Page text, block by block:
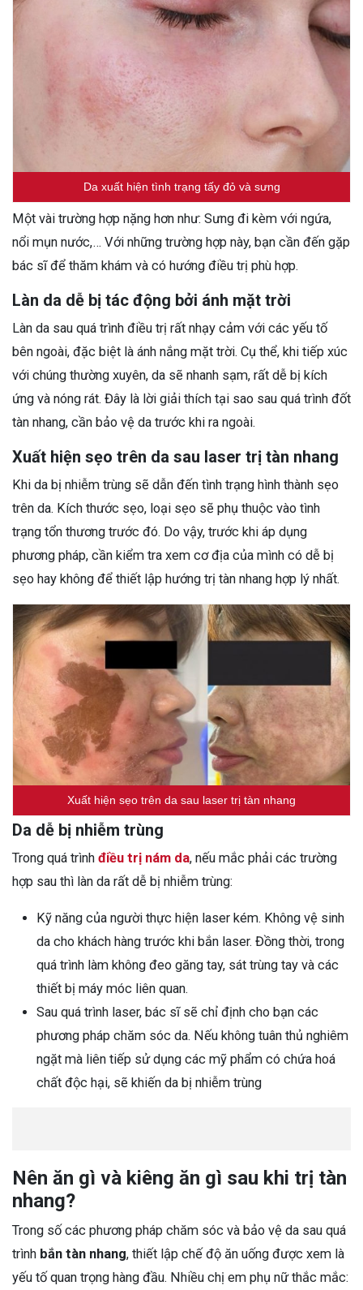
Da xuất hiện tình trạng tấy đỏ và sưng
Một vài trường hợp nặng hơn như: Sưng đi kèm với ngứa,
nổi mụn nước,… Với những trường hợp này, bạn cần đến gặp
bác sĩ để thăm khám và có hướng điều trị phù hợp.
Làn da dễ bị tác động bởi ánh mặt trời
Làn da sau quá trình điều trị rất nhạy cảm với các yếu tố
bên ngoài, đặc biệt là ánh nắng mặt trời. Cụ thể, khi tiếp xúc
với chúng thường xuyên, da sẽ nhanh sạm, rất dễ bị kích
ứng và nóng rát. Đây là lời giải thích tại sao sau quá trình đốt
tàn nhang, cần bảo vệ da trước khi ra ngoài.
Xuất hiện sẹo trên da sau laser trị tàn nhang
Khi da bị nhiễm trùng sẽ dẫn đến tình trạng hình thành sẹo
trên da. Kích thước sẹo, loại sẹo sẽ phụ thuộc vào tình
trạng tổn thương trước đó. Do vậy, trước khi áp dụng
phương pháp, cần kiểm tra xem cơ địa của mình có dễ bị
sẹo hay không để thiết lập hướng trị tàn nhang hợp lý nhất.
Xuất hiện sẹo trên da sau laser trị tàn nhang
Da dễ bị nhiễm trùng
Trong quá trình điều trị nám da, nếu mắc phải các trường
hợp sau thì làn da rất dễ bị nhiễm trùng:
Kỹ năng của người thực hiện laser kém. Không vệ sinh
da cho khách hàng trước khi bắn laser. Đồng thời, trong
quá trình làm không đeo găng tay, sát trùng tay và các
thiết bị máy móc liên quan.
Sau quá trình laser, bác sĩ sẽ chỉ định cho bạn các
phương pháp chăm sóc da. Nếu không tuân thủ nghiêm
ngặt mà liên tiếp sử dụng các mỹ phẩm có chứa hoá
chất độc hại, sẽ khiến da bị nhiễm trùng
Nên ăn gì và kiêng ăn gì sau khi trị tàn
nhang?
Trong số các phương pháp chăm sóc và bảo vệ da sau quá
trình bắn tàn nhang, thiết lập chế độ ăn uống được xem là
yếu tố quan trọng hàng đầu. Nhiều chị em phụ nữ thắc mắc: